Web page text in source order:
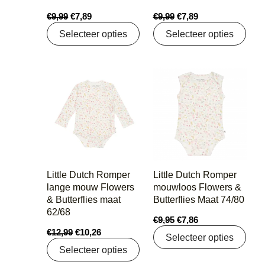
€9,99 €7,89
Selecteer opties
€9,99 €7,89
Selecteer opties
Little Dutch Romper
lange mouw Flowers
& Butterflies maat
62/68
€12,99
prijs
was:
€12,99.
€10,26
prijs
is:
€10,26.
Selecteer opties
Little Dutch Romper
mouwloos Flowers &
Butterflies Maat 74/80
€9,95
Oorspronkelijke
prijs
was:
€9,95.
€7,86
Huidige
prijs
is:
€7,86.
Selecteer opties